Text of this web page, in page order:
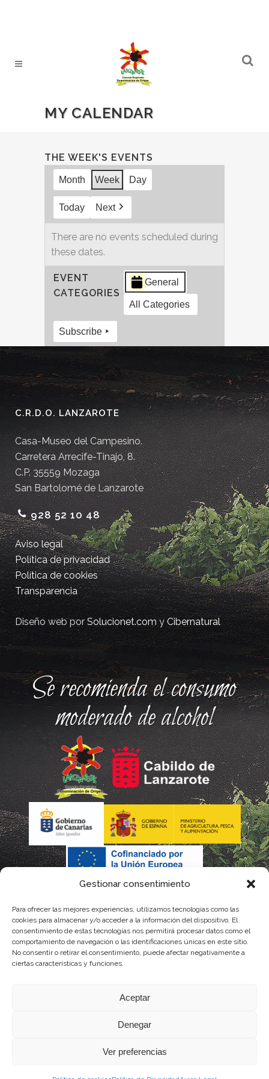
Gestionar consentimiento
Para ofrecer las mejores experiencias, utilizamos tecnologías como las
cookies para almacenar y/o acceder a la información del dispositivo. El
consentimiento de estas tecnologías nos permitirá procesar datos como el
comportamiento de navegación o las identificaciones únicas en este sitio.
No consentir o retirar el consentimiento, puede afectar negativamente a
ciertas características y funciones.
Aceptar
Denegar
Ver preferencias
MY CALENDAR
THE WEEK'S EVENTS
Month Week Day
Today Next
There are no events scheduled during
these dates.
EVENT
CATEGORIES
General
All Categories
Subscribe
C.R.D.O. LANZAROTE
Casa-Museo del Campesino.
Carretera Arrecife-Tinajo, 8.
C.P. 35559 Mozaga
San Bartolomé de Lanzarote
928 52 10 48
Aviso legal
Política de privacidad
Política de cookies
Transparencia
Diseño web porSolucionet.comyCibernatural
Se recomienda el consumo
moderado de alcohol
La gestión de la DOP Lanzarote realizada por este Consejo Regulador es financiada,
con fondos provenientes del presupuesto de gastos del Instituto Canario de
Calidad Agroalimentaria